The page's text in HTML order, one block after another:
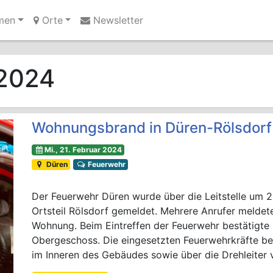
Orte Newsletter
Wohnungsbrand in Düren-Rölsdorf
Mi., 21. Februar 2024
Düren
Feuerwehr
Der Feuerwehr Düren wurde über die Leitstelle um
Ortsteil Rölsdorf gemeldet. Mehrere Anrufer
Wohnung. Beim Eintreffen der Feuerwehr
Obergeschoss. Die eingesetzten Feuerwehrkräfte
im Inneren des Gebäudes sowie über die